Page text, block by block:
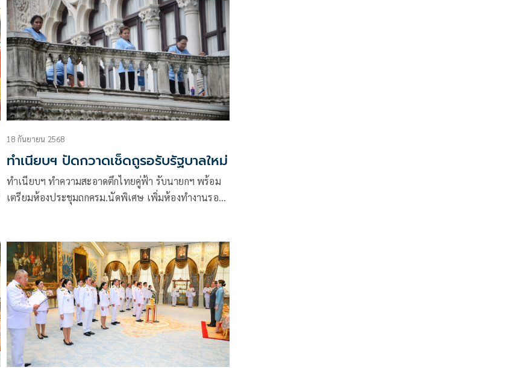
18 กันยายน 2568
ทำเนียบฯ ปัดกวาดเช็ดถูรอรับรัฐบาลใหม่
ทำเนียบฯ ทำความสะอาดตึกไทยคู่ฟ้า รับนายกฯ พร้อม
เตรียมห้องประชุมถกครม.นัดพิเศษ เพิ่มห้องทำงานรอง